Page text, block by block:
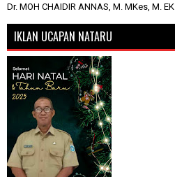
Dr. MOH CHAIDIR ANNAS, M. MKes, M. EK
IKLAN UCAPAN NATARU